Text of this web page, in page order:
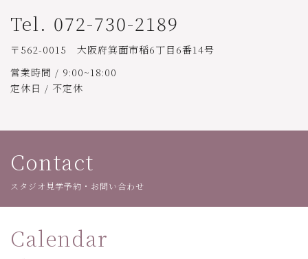
Tel. 072-730-2189
〒562-0015 大阪府箕面市稲6丁目6番14号
営業時間 / 9:00~18:00
定休日 / 不定休
Contact
スタジオ見学予約・お問い合わせ
Calendar